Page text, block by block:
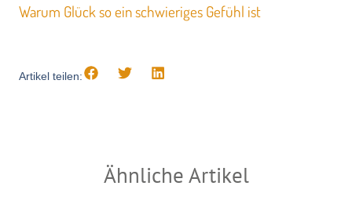
Warum Glück so ein schwieriges Gefühl ist
Artikel teilen:
Ähnliche Artikel